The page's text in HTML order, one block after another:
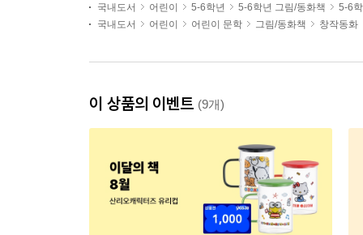
국내도서
어린이 5-6학년 5-6학년 그림/동화책
5-6
국내도서
어린이 어린이 문학 그림/동화책 창작동화
이 상품의 이벤트 (9개)